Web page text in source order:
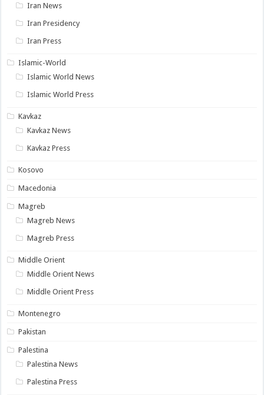
Iran News
Iran Presidency
Iran Press
Islamic-World
Islamic World News
Islamic World Press
Kavkaz
Kavkaz News
Kavkaz Press
Kosovo
Macedonia
Magreb
Magreb News
Magreb Press
Middle Orient
Middle Orient News
Middle Orient Press
Montenegro
Pakistan
Palestina
Palestina News
Palestina Press